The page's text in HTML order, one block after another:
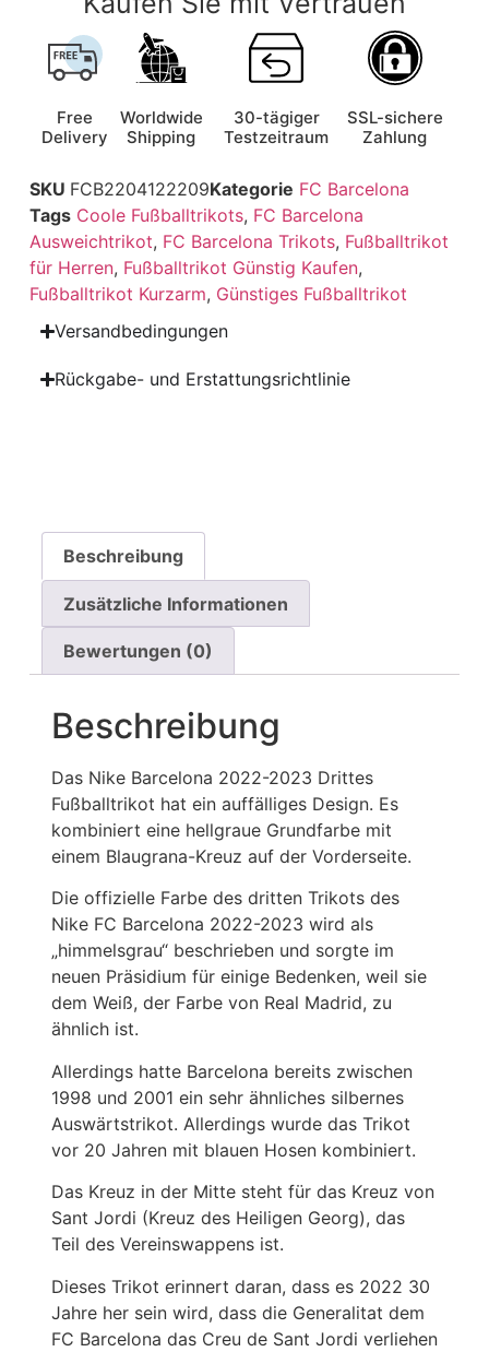
Free
Delivery
Worldwide
Shipping
30-tägiger
Testzeitraum
SSL-sichere
Zahlung
SKU FCB2204122209Kategorie FC Barcelona
Tags Coole Fußballtrikots, FC Barcelona
Ausweichtrikot, FC Barcelona Trikots, Fußballtrikot
für Herren, Fußballtrikot Günstig Kaufen,
Fußballtrikot Kurzarm, Günstiges Fußballtrikot
Versandbedingungen
Rückgabe- und Erstattungsrichtlinie
Beschreibung
Zusätzliche Informationen
Bewertungen (0)
Beschreibung
Das Nike Barcelona 2022-2023 Drittes
Fußballtrikot hat ein auffälliges Design. Es
kombiniert eine hellgraue Grundfarbe mit
einem Blaugrana-Kreuz auf der Vorderseite.
Die offizielle Farbe des dritten Trikots des
Nike FC Barcelona 2022-2023 wird als
„himmelsgrau“ beschrieben und sorgte im
neuen Präsidium für einige Bedenken, weil sie
dem Weiß, der Farbe von Real Madrid, zu
ähnlich ist.
Allerdings hatte Barcelona bereits zwischen
1998 und 2001 ein sehr ähnliches silbernes
Auswärtstrikot. Allerdings wurde das Trikot
vor 20 Jahren mit blauen Hosen kombiniert.
Das Kreuz in der Mitte steht für das Kreuz von
Sant Jordi (Kreuz des Heiligen Georg), das
Teil des Vereinswappens ist.
Dieses Trikot erinnert daran, dass es 2022 30
Jahre her sein wird, dass die Generalitat dem
FC Barcelona das Creu de Sant Jordi verliehen